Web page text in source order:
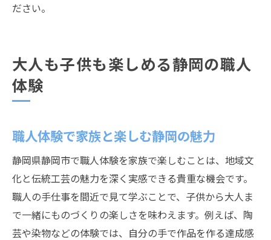
ださい。
大人も子供も楽しめる静岡の職人
体験
職人体験で家族と楽しむ静岡の魅力
静岡県静岡市で職人体験を家族で楽しむことは、地域文
化と伝統工芸の魅力を深く実感できる貴重な機会です。
職人の手仕事を間近で見て学ぶことで、子供から大人ま
で一緒にものづくりの楽しさを味わえます。例えば、陶
芸や染物などの体験では、自分の手で作品を作る達成感